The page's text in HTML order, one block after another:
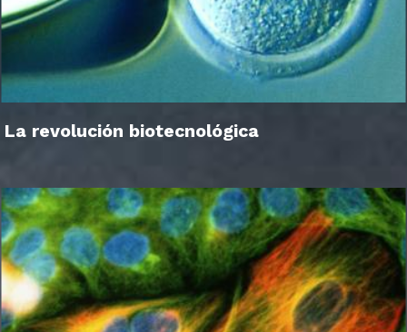
La revolución biotecnológica